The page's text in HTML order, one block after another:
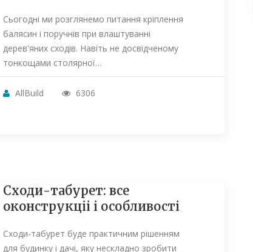
Сьогодні ми розглянемо питання кріплення
балясин і поручнів при влаштуванні
дерев'яних сходів. Навіть не досвідченому
тонкощами столярної…
AllBuild 6306
Сходи-табурет: все
оконструкціі і особливості
Сходи-табурет буде практичним рішенням
для будинку і дачі, яку нескладно зробити